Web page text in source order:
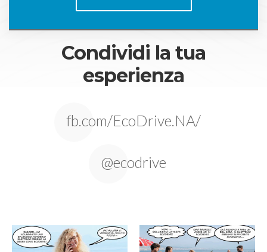
Condividi la tua
esperienza
fb.com/EcoDrive.NA/
@ecodrive